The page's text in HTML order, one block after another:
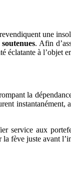
une
. Afin
éclatante à l’objet
la
instantanément,
service aux
la fève juste avant